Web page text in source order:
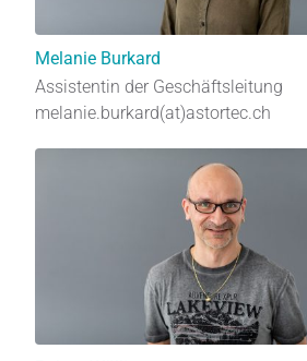
Melanie Burkard
Assistentin der Geschäftsleitung
melanie.burkard(at)astortec.ch